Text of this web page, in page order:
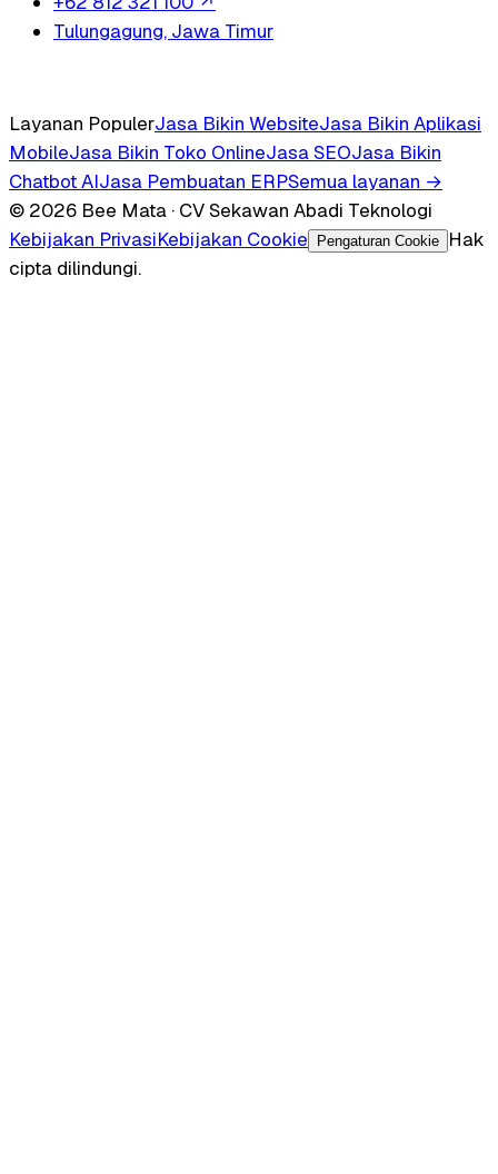
Tulungagung, Jawa Timur
Layanan PopulerJasa Bikin WebsiteJasa Bikin Aplikasi
MobileJasa Bikin Toko OnlineJasa SEOJasa Bikin
Chatbot AIJasa Pembuatan ERPSemua layanan →
© 2026 Bee Mata · CV Sekawan Abadi Teknologi
Kebijakan PrivasiKebijakan Cookie Pengaturan Cookie
Hak
cipta dilindungi.